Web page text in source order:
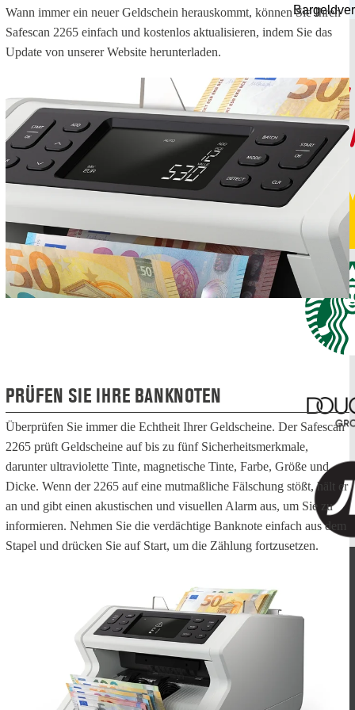
Wann immer ein neuer Geldschein herauskommt, können Sie Ihren
Safescan 2265 einfach und kostenlos aktualisieren, indem Sie das
Update von unserer Website herunterladen.
PRÜFEN SIE IHRE BANKNOTEN
Überprüfen Sie immer die Echtheit Ihrer Geldscheine. Der Safescan
2265 prüft Geldscheine auf bis zu fünf Sicherheitsmerkmale,
darunter ultraviolette Tinte, magnetische Tinte, Farbe, Größe und
Dicke. Wenn der 2265 auf eine mutmaßliche Fälschung stößt, hält er
an und gibt einen akustischen und visuellen Alarm aus, um Sie zu
informieren. Nehmen Sie die verdächtige Banknote einfach aus dem
Stapel und drücken Sie auf Start, um die Zählung fortzusetzen.